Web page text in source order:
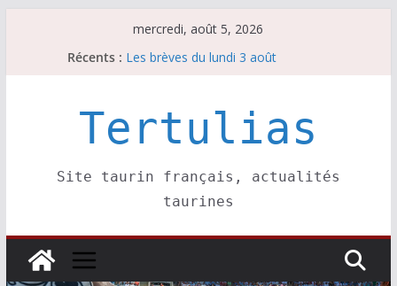
mercredi, août 5, 2026
Récents : Les brèves du lundi 3 août
Les brèves du mardi 4 août
La Sokamuturra de Pasai Donibane
Tertulias
Site taurin français, actualités
taurines